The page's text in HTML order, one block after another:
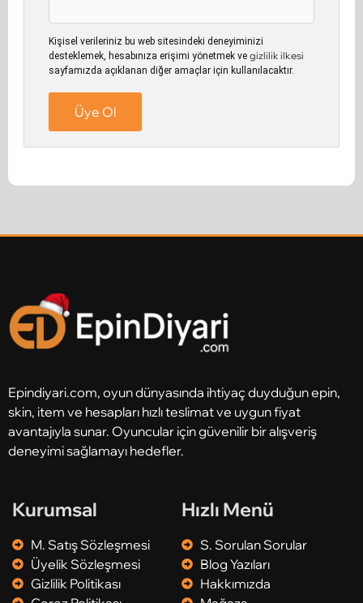
Kişisel verileriniz bu web sitesindeki deneyiminizi
desteklemek, hesabınıza erişimi yönetmek ve gizlilik ilkesi
sayfamızda açıklanan diğer amaçlar için kullanılacaktır.
Üye Ol
Epindiyari.com, oyun dünyasında ihtiyaç duyduğun epin,
skin, item ve hesapları hızlı teslimat ve uygun fiyat
avantajıyla sunar. Oyuncular için güvenilir bir alışveriş
deneyimi sağlamayı hedefler.
Kurumsal
M. Satış Sözleşmesi
Üyelik Sözleşmesi
Gizlilik Politikası
Hızlı Menü
S. Sorulan Sorular
Blog Yazıları
Hakkımızda